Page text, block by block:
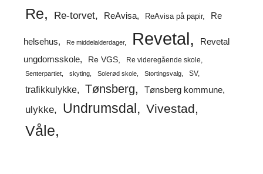
Re Re-torvet ReAvisa ReAvisa på papir Re
helsehus Re middelalderdager Revetal
Revetal
ungdomsskole
Re VGS Re videregående skole
Senterpartiet skyting Solerød skole Stortingsvalg SV
trafikkulykke Tønsberg Tønsberg kommune
ulykke Undrumsdal Vivestad
Våle